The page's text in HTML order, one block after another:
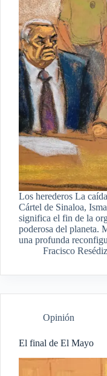
Los herederos La
Cártel de Sinaloa,
significa el fin de la
poderosa del planeta.
una profunda
Fracisco Resédiz
Opinión
El final de El Mayo